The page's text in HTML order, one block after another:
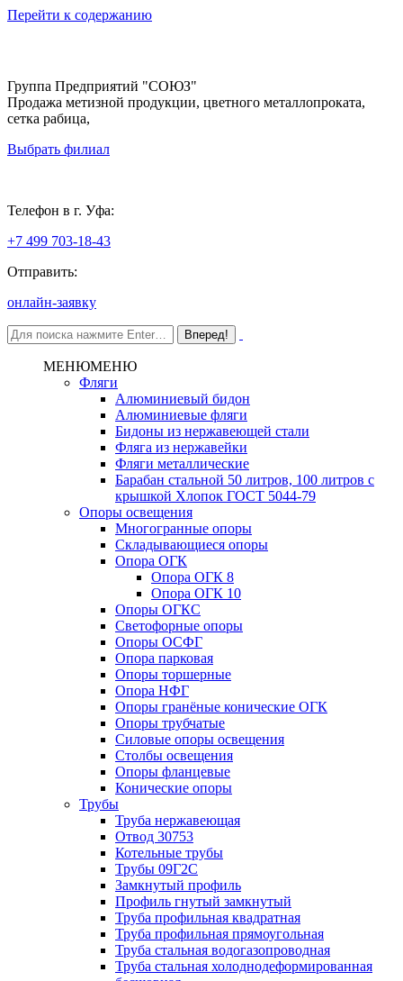
Перейти к содержанию
Группа Предприятий "СОЮЗ"
Продажа метизной продукции, цветного металлопроката,
сетка рабица,
Выбрать филиал
Телефон в г. Уфа:
+7 499 703-18-43
Отправить:
онлайн-заявку
МЕНЮМЕНЮ
Фляги
Алюминиевый бидон
Алюминиевые фляги
Бидоны из нержавеющей стали
Фляга из нержавейки
Фляги металлические
Барабан стальной 50 литров, 100 литров с
крышкой Хлопок ГОСТ 5044-79
Опоры освещения
Многогранные опоры
Складывающиеся опоры
Опора ОГК
Опора ОГК 8
Опора ОГК 10
Опоры ОГКС
Светофорные опоры
Опоры ОСФГ
Опора парковая
Опоры торшерные
Опора НФГ
Опоры гранёные конические ОГК
Опоры трубчатые
Силовые опоры освещения
Столбы освещения
Опоры фланцевые
Конические опоры
Трубы
Труба нержавеющая
Отвод 30753
Котельные трубы
Трубы 09Г2С
Замкнутый профиль
Профиль гнутый замкнутый
Труба профильная квадратная
Труба профильная прямоугольная
Труба стальная водогазопроводная
Труба стальная холоднодеформированная